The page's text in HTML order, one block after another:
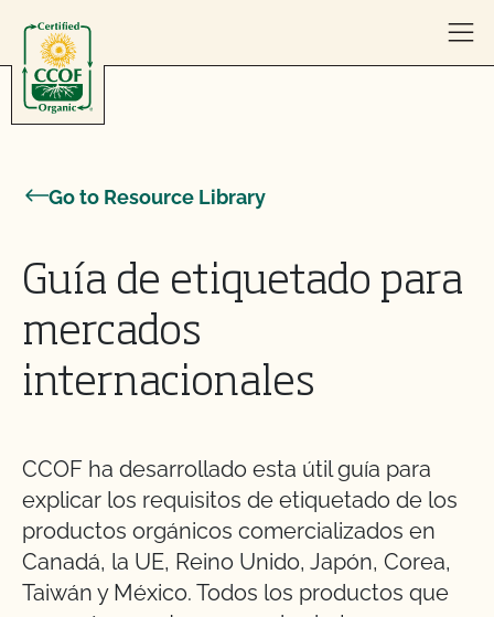
Go to Resource Library
Guía de etiquetado para
mercados
internacionales
CCOF ha desarrollado esta útil guía para
explicar los requisitos de etiquetado de los
productos orgánicos comercializados en
Canadá, la UE, Reino Unido, Japón, Corea,
Taiwán y México. Todos los productos que